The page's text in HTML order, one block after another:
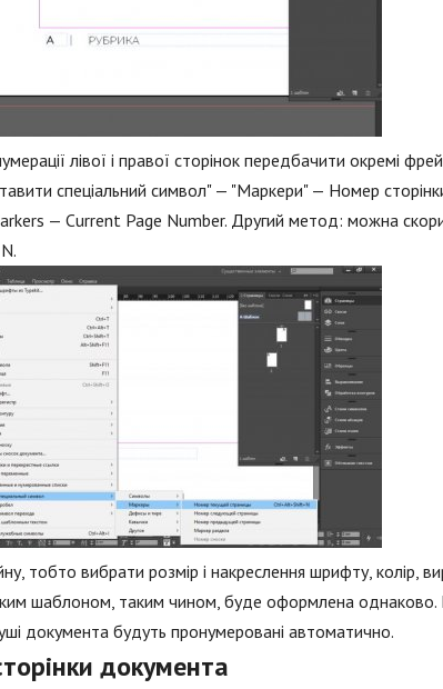
лівої і правої сторінок передбачити окремі
спеціальний символ" — "Маркери" — Номер
— Current Page Number. Другий метод: можна
тобто вибрати розмір і накреслення шрифту, колір,
шаблоном, таким чином, буде оформлена однаково.
документа будуть пронумеровані автоматично.
документа